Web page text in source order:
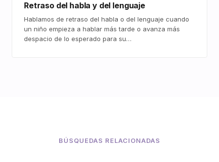
Retraso del habla y del lenguaje
Hablamos de retraso del habla o del lenguaje cuando
un niño empieza a hablar más tarde o avanza más
despacio de lo esperado para su…
BÚSQUEDAS RELACIONADAS